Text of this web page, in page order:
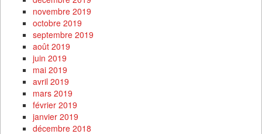
novembre 2019
octobre 2019
septembre 2019
août 2019
juin 2019
mai 2019
avril 2019
mars 2019
février 2019
janvier 2019
décembre 2018